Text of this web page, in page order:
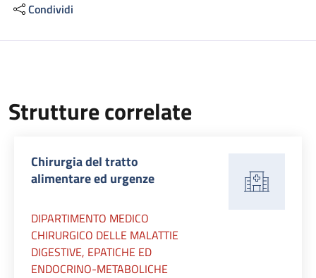
Condividi
Strutture correlate
Chirurgia del tratto
alimentare ed urgenze
DIPARTIMENTO MEDICO
CHIRURGICO DELLE MALATTIE
DIGESTIVE, EPATICHE ED
ENDOCRINO-METABOLICHE